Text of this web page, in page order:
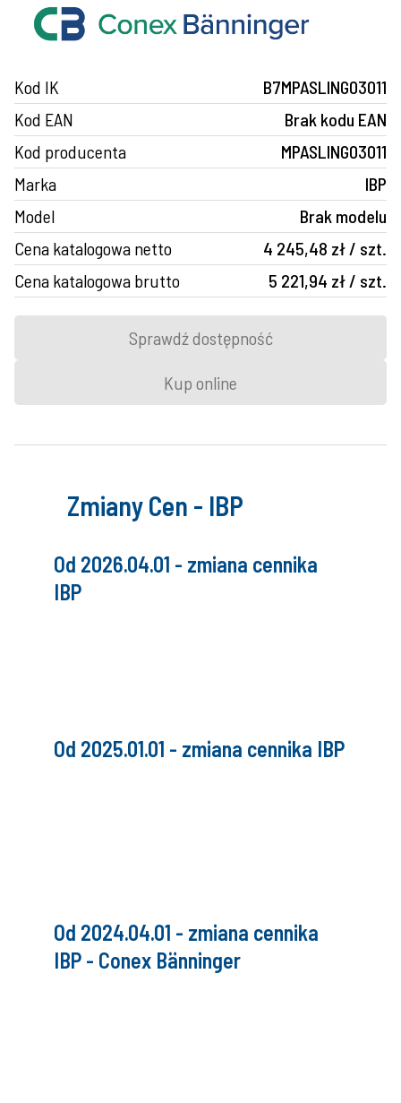
Kod IK
B7MPASLING03011
Kod EAN
Brak kodu EAN
Kod producenta
MPASLING03011
Marka
IBP
Model
Brak modelu
Cena katalogowa netto
4 245,48 zł / szt.
Cena katalogowa brutto
5 221,94 zł / szt.
Sprawdź dostępność
Kup online
Zmiany Cen - IBP
Od 2026.04.01 - zmiana cennika
IBP
Od 2025.01.01 - zmiana cennika IBP
Od 2024.04.01 - zmiana cennika
IBP - Conex Bänninger